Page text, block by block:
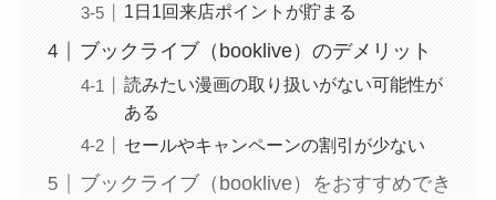
1日1回来店ポイントが貯まる
ブックライブ（booklive）のデメリット
読みたい漫画の取り扱いがない可能性が
ある
セールやキャンペーンの割引が少ない
ブックライブ（booklive）をおすすめでき